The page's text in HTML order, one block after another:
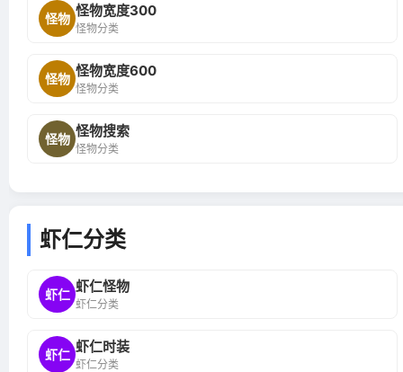
怪物 怪物宽度300
怪物分类
怪物 怪物宽度600
怪物分类
怪物 怪物搜索
怪物分类
虾仁分类
虾仁 虾仁怪物
虾仁分类
虾仁 虾仁时装
虾仁分类